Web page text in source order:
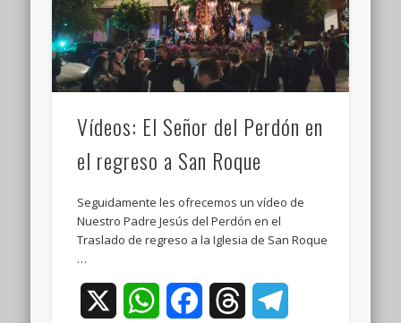
Vídeos: El Señor del Perdón en
el regreso a San Roque
Seguidamente les ofrecemos un vídeo de
Nuestro Padre Jesús del Perdón en el
Traslado de regreso a la Iglesia de San Roque
…
WhatsAppFacebookThreads